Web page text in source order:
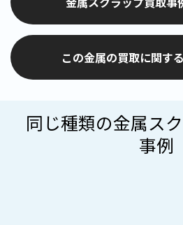
この金属の買取に関す
同じ種類の金属ス
事例